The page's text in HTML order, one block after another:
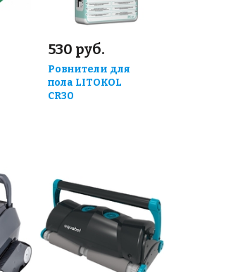
530 руб.
Ровнители для
пола LITOKOL
CR30